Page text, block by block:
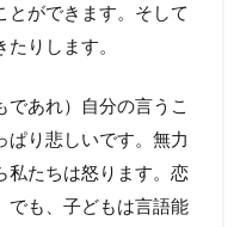
とができます。そして
りします。
あれ）自分の言うこ
ぱり悲しいです。無力
私たちは怒ります。恋
でも、子どもは言語能